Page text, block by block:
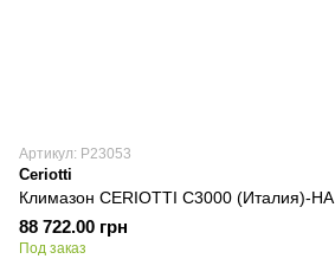
Артикул: P23053
Ceriotti
Климазон CERIOTTI C3000
88 722.00 грн
Под заказ